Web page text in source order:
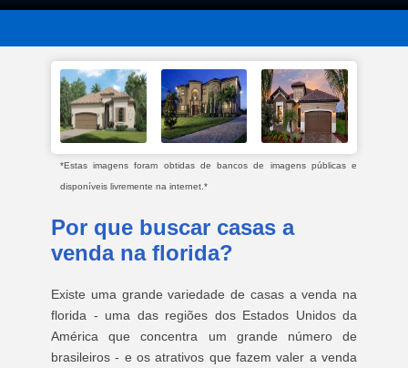
*Estas imagens foram obtidas de bancos de imagens públicas e
disponíveis livremente na internet.*
Por que buscar casas a
venda na florida?
Existe uma grande variedade de casas a venda na
florida - uma das regiões dos Estados Unidos da
América que concentra um grande número de
brasileiros - e os atrativos que fazem valer a venda